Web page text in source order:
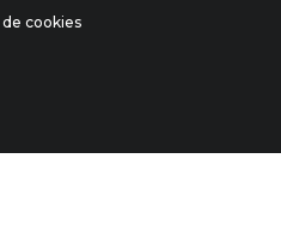
cookies